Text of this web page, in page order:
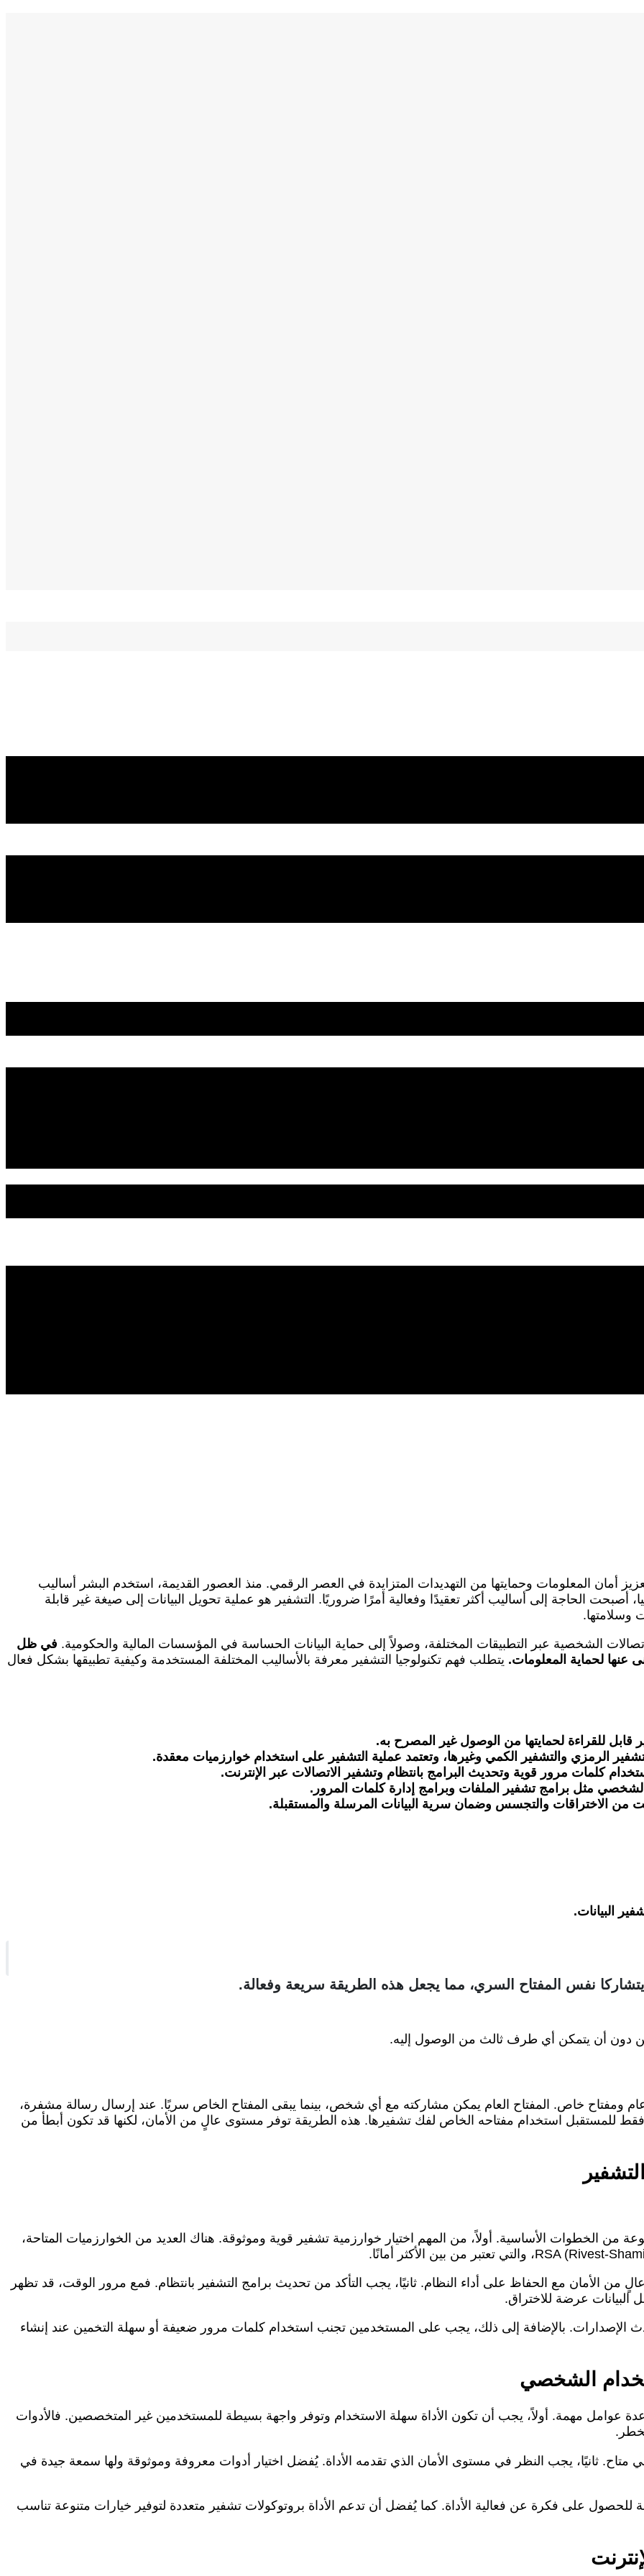
أمان المعلومات وحمايتها من التهديدات المتزايدة في العصر الرقمي. منذ العصور القديمة، استخدم البشر أساليب
أصبحت الحاجة إلى أساليب أكثر تعقيدًا وفعالية أمرًا ضروريًا. التشفير هو عملية تحويل البيانات إلى صيغة غير قابلة
وسلامتها.
الشخصية عبر التطبيقات المختلفة، وصولاً إلى حماية البيانات الحساسة في المؤسسات المالية والحكومية. في ظل
عنها لحماية المعلومات. يتطلب فهم تكنولوجيا التشفير معرفة بالأساليب المختلفة المستخدمة وكيفية تطبيقها بشكل فعال
قابل للقراءة لحمايتها من الوصول غير المصرح به.
الرمزي والتشفير الكمي وغيرها، وتعتمد عملية التشفير على استخدام خوارزميات معقدة.
كلمات مرور قوية وتحديث البرامج بانتظام وتشفير الاتصالات عبر الإنترنت.
الشخصي مثل برامج تشفير الملفات وبرامج إدارة كلمات المرور.
من الاختراقات والتجسس وضمان سرية البيانات المرسلة والمستقبلة.
البيانات.
نفس المفتاح السري، مما يجعل هذه الطريقة سريعة وفعالة.
دون أن يتمكن أي طرف ثالث من الوصول إليه.
عام ومفتاح خاص. المفتاح العام يمكن مشاركته مع أي شخص، بينما يبقى المفتاح الخاص سريًا. عند إرسال رسالة مشفرة،
فقط للمستقبل استخدام مفتاحه الخاص لفك تشفيرها. هذه الطريقة توفر مستوى عالٍ من الأمان، لكنها قد تكون أبطأ من
من الخطوات الأساسية. أولاً، من المهم اختيار خوارزمية تشفير قوية وموثوقة. هناك العديد من الخوارزميات المتاحة،
من الأمان مع الحفاظ على أداء النظام. ثانيًا، يجب التأكد من تحديث برامج التشفير بانتظام. فمع مرور الوقت، قد تظهر
البيانات عرضة للاختراق.
الإصدارات. بالإضافة إلى ذلك، يجب على المستخدمين تجنب استخدام كلمات مرور ضعيفة أو سهلة التخمين عند إنشاء
الشخصي
عوامل مهمة. أولاً، يجب أن تكون الأداة سهلة الاستخدام وتوفر واجهة بسيطة للمستخدمين غير المتخصصين. فالأدوات
ثانيًا، يجب النظر في مستوى الأمان الذي تقدمه الأداة. يُفضل اختيار أدوات معروفة وموثوقة ولها سمعة جيدة في
للحصول على فكرة عن فعالية الأداة. كما يُفضل أن تدعم الأداة بروتوكولات تشفير متعددة لتوفير خيارات متنوعة تناسب